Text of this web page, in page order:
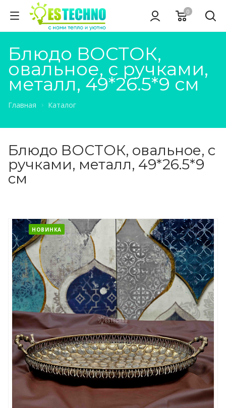
0
Блюдо ВОСТОК,
овальное, с ручками,
металл, 49*26.5*9 см
Главная Каталог
Блюдо ВОСТОК, овальное, с
ручками, металл, 49*26.5*9
см
НОВИНКА